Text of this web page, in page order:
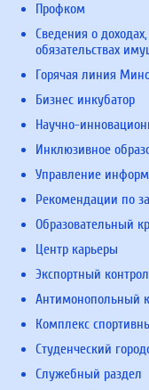
Профком
Сведения о
обязательствах
Горячая линия
Бизнес инкубатор
Научно-
Инклюзивное
Управление
Рекомендации по
Образовательный
Центр карьеры
Экспортный
Антимонопольный
Комплекс
Студенческий
Служебный раздел